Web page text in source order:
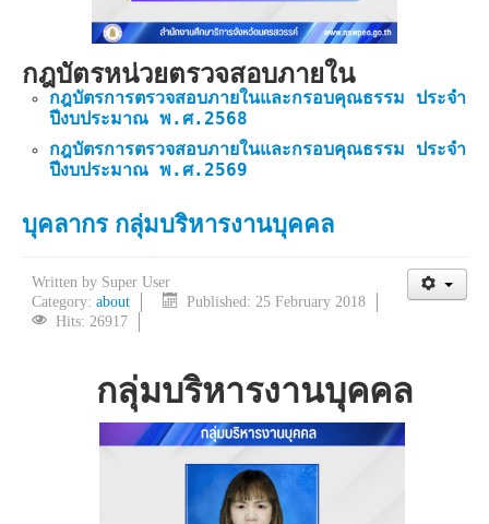
กฎบัตรหน่วยตรวจสอบภายใน
กฎบัตรการตรวจสอบภายในและกรอบคุณธรรม ประจำ
ปีงบประมาณ พ.ศ.2568
กฎบัตรการตรวจสอบภายในและกรอบคุณธรรม ประจำ
ปีงบประมาณ พ.ศ.2569
บุคลากร กลุ่มบริหารงานบุคคล
Written by Super User
Category: about
Published: 25 February 2018
Hits: 26917
กลุ่มบริหารงานบุคคล